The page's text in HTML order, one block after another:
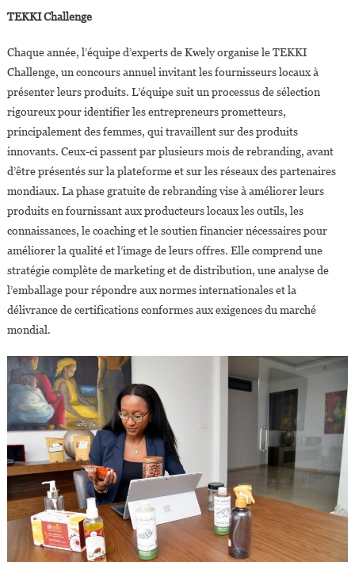
TEKKI Challenge
Chaque année, l’équipe d’experts de Kwely organise le TEKKI
Challenge, un concours annuel invitant les fournisseurs locaux à
présenter leurs produits. L’équipe suit un processus de sélection
rigoureux pour identifier les entrepreneurs prometteurs,
principalement des femmes, qui travaillent sur des produits
innovants. Ceux-ci passent par plusieurs mois de rebranding, avant
d’être présentés sur la plateforme et sur les réseaux des partenaires
mondiaux. La phase gratuite de rebranding vise à améliorer leurs
produits en fournissant aux producteurs locaux les outils, les
connaissances, le coaching et le soutien financier nécessaires pour
améliorer la qualité et l’image de leurs offres. Elle comprend une
stratégie complète de marketing et de distribution, une analyse de
l’emballage pour répondre aux normes internationales et la
délivrance de certifications conformes aux exigences du marché
mondial.